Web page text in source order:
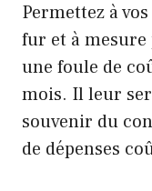
Permettez à
fur et à mesure
une foule de
mois. Il leur
souvenir du
de dépenses